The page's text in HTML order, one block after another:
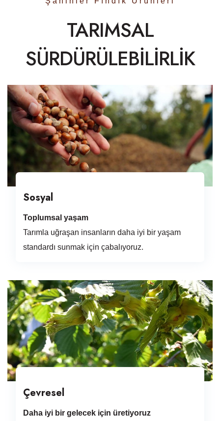
TARIMSAL
SÜRDÜRÜLEBİLİRLİK
Sosyal
Toplumsal yaşam
Tarımla uğraşan insanların daha iyi bir yaşam
standardı sunmak için çabalıyoruz.
Çevresel
Daha iyi bir gelecek için üretiyoruz